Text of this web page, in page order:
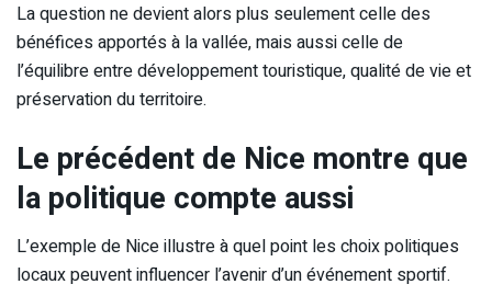
La question ne devient alors plus seulement celle des
bénéfices apportés à la vallée, mais aussi celle de
l’équilibre entre développement touristique, qualité de vie et
préservation du territoire.
Le précédent de Nice montre que
la politique compte aussi
L’exemple de Nice illustre à quel point les choix politiques
locaux peuvent influencer l’avenir d’un événement sportif.